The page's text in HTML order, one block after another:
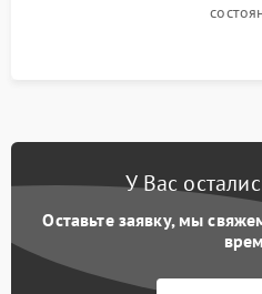
У Вас
Оставьте заявку, мы